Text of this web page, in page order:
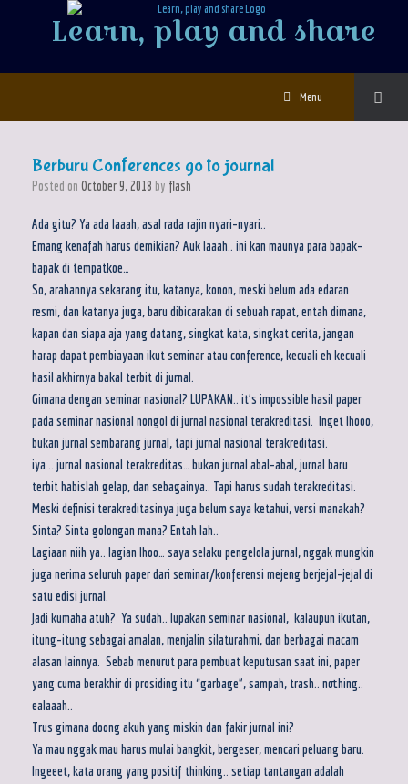
Learn, play and share
Menu
Berburu Conferences go to journal
Posted on October 9, 2018 by flash
Ada gitu? Ya ada laaah, asal rada rajin nyari-nyari..
Emang kenafah harus demikian? Auk laaah.. ini kan maunya para bapak-
bapak di tempatkoe…
So, arahannya sekarang itu, katanya, konon, meski belum ada edaran
resmi, dan katanya juga, baru dibicarakan di sebuah rapat, entah dimana,
kapan dan siapa aja yang datang, singkat kata, singkat cerita, jangan
harap dapat pembiayaan ikut seminar atau conference, kecuali eh kecuali
hasil akhirnya bakal terbit di jurnal.
Gimana dengan seminar nasional? LUPAKAN.. it’s impossible hasil paper
pada seminar nasional nongol di jurnal nasional terakreditasi. Inget lhooo,
bukan jurnal sembarang jurnal, tapi jurnal nasional terakreditasi.
iya .. jurnal nasional terakreditas… bukan jurnal abal-abal, jurnal baru
terbit habislah gelap, dan sebagainya.. Tapi harus sudah terakreditasi.
Meski definisi terakreditasinya juga belum saya ketahui, versi manakah?
Sinta? Sinta golongan mana? Entah lah..
Lagiaan niih ya.. lagian lhoo… saya selaku pengelola jurnal, nggak mungkin
juga nerima seluruh paper dari seminar/konferensi mejeng berjejal-jejal di
satu edisi jurnal.
Jadi kumaha atuh? Ya sudah.. lupakan seminar nasional, kalaupun ikutan,
itung-itung sebagai amalan, menjalin silaturahmi, dan berbagai macam
alasan lainnya. Sebab menurut para pembuat keputusan saat ini, paper
yang cuma berakhir di prosiding itu “garbage”, sampah, trash.. nothing..
ealaaah..
Trus gimana doong akuh yang miskin dan fakir jurnal ini?
Ya mau nggak mau harus mulai bangkit, bergeser, mencari peluang baru.
Ingeeet, kata orang yang positif thinking.. setiap tantangan adalah